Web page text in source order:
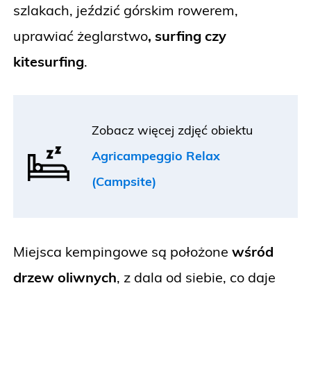
szlakach, jeździć górskim rowerem,
uprawiać żeglarstwo, surfing czy
kitesurfing.
Zobacz więcej zdjęć obiektu
Agricampeggio Relax
(Campsite)
Miejsca kempingowe są położone wśród
drzew oliwnych, z dala od siebie, co daje